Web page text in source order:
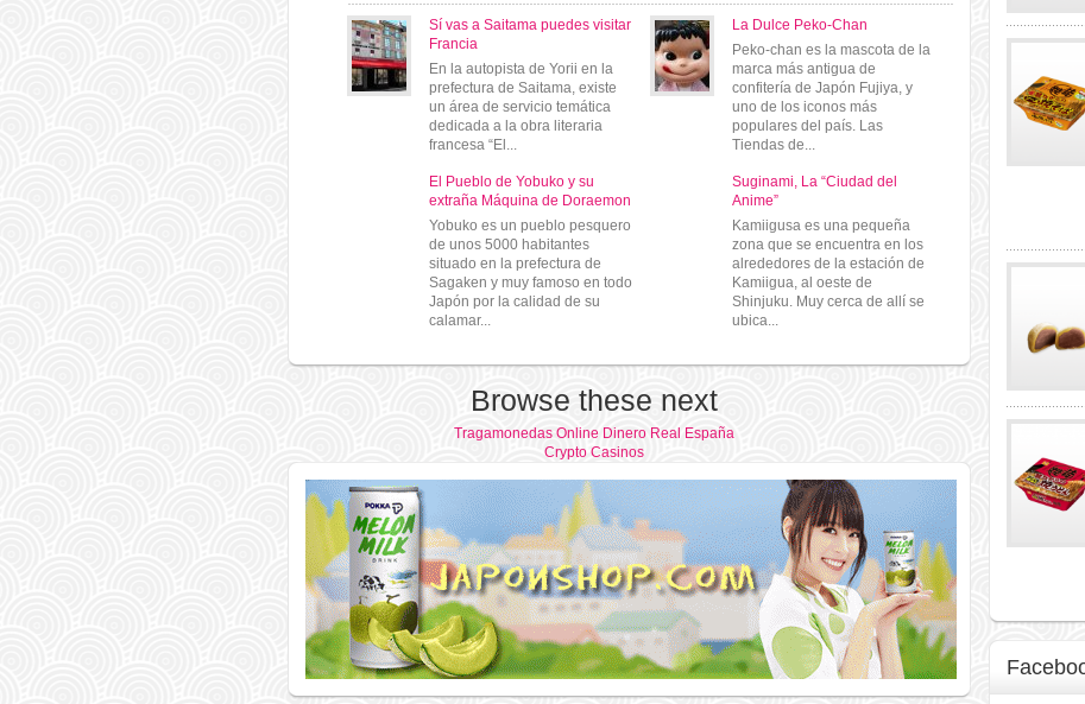
Sí vas a Saitama puedes visitar
Francia
En la autopista de Yorii en la
prefectura de Saitama, existe
un área de servicio temática
dedicada a la obra literaria
francesa “El...
La Dulce Peko-Chan
Peko-chan es la mascota de la
marca más antigua de
confitería de Japón Fujiya, y
uno de los iconos más
populares del país. Las
Tiendas de...
El Pueblo de Yobuko y su
extraña Máquina de Doraemon
Yobuko es un pueblo pesquero
de unos 5000 habitantes
situado en la prefectura de
Sagaken y muy famoso en todo
Japón por la calidad de su
calamar...
Suginami, La “Ciudad del
Anime”
Kamiigusa es una pequeña
zona que se encuentra en los
alrededores de la estación de
Kamiigua, al oeste de
Shinjuku. Muy cerca de allí se
ubica...
Browse these next
Tragamonedas Online Dinero Real España
Crypto Casinos